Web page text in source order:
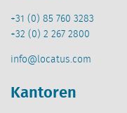
+31 (0) 85 760 3283
+32 (0) 2 267 2800
info@locatus.com
Kantoren